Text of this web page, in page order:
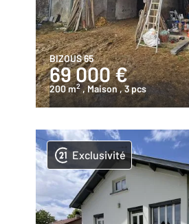
BIZOUS 65
69 000 €
200 m2 , Maison, 3 pcs
Exclusivité